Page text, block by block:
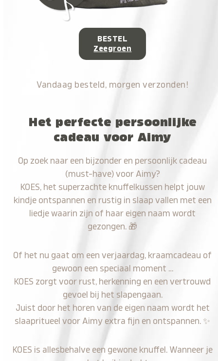
BESTEL
Zeegroen
Vandaag besteld, morgen verzonden!
Het perfecte persoonlijke
cadeau voor Aimy
Op zoek naar een bijzonder en persoonlijk cadeau
(must-have) voor Aimy?
KOES, het superzachte knuffelkussen helpt jouw
kindje ontspannen en rustig in slaap vallen met een
liedje waarin zijn of haar eigen naam wordt
gezongen. 🎁
Of het nu gaat om een verjaardag, kraamcadeau of
gewoon een speciaal moment …
KOES zorgt voor rust, herkenning en een vertrouwd
gevoel bij het slapengaan.
Juist door het horen van de eigen naam wordt het
slaapritueel voor Aimy extra fijn en ontspannen. ✨
KOES is allesbehalve een gewone knuffel. Wanneer je